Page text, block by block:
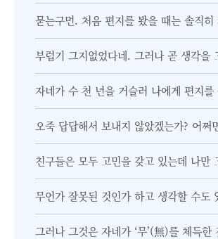
묻는구먼. 처음 편지를 봤을 때는 솔직히
부럽기 그지없었다네. 그러나 곧 생각을
자네가 수 천 년을 거슬러 나에게 편지를
오죽 답답해서 보내지 않았겠는가? 어쩌
친구들은 모두 고민을 갖고 있는데 나만
무언가 잘못된 것인가 하고 생각할 수도
그러나 그것은 자네가 ‘무’(無)를 체득한